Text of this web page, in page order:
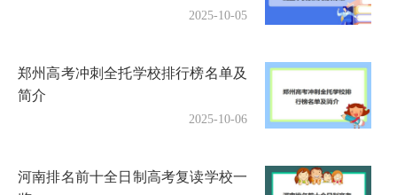
2025-10-05
郑州高考冲刺全托学校排行榜名单及
简介
2025-10-06
河南排名前十全日制高考复读学校一